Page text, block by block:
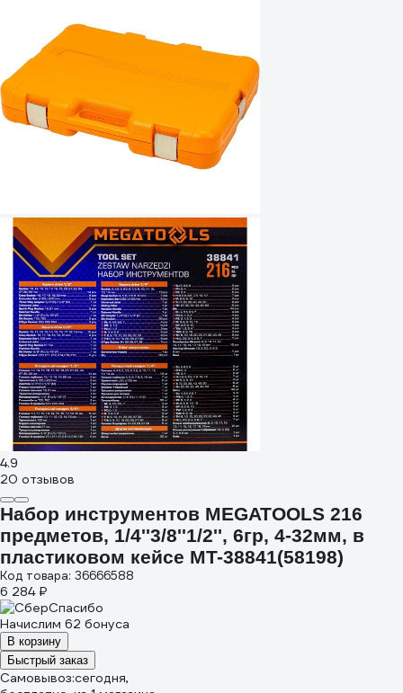
4.9
20 отзывов
Набор инструментов MEGATOOLS 216
предметов, 1/4''3/8''1/2'', 6гр, 4-32мм, в
пластиковом кейсе MT-38841(58198)
Код товара: 36666588
6 284 ₽
Начислим 62 бонуса
В корзину
Быстрый заказ
Самовывоз:сегодня,